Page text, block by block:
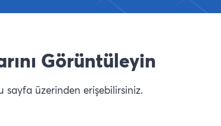
Görüntüleyin
sayfa üzerinden erişebilirsiniz.